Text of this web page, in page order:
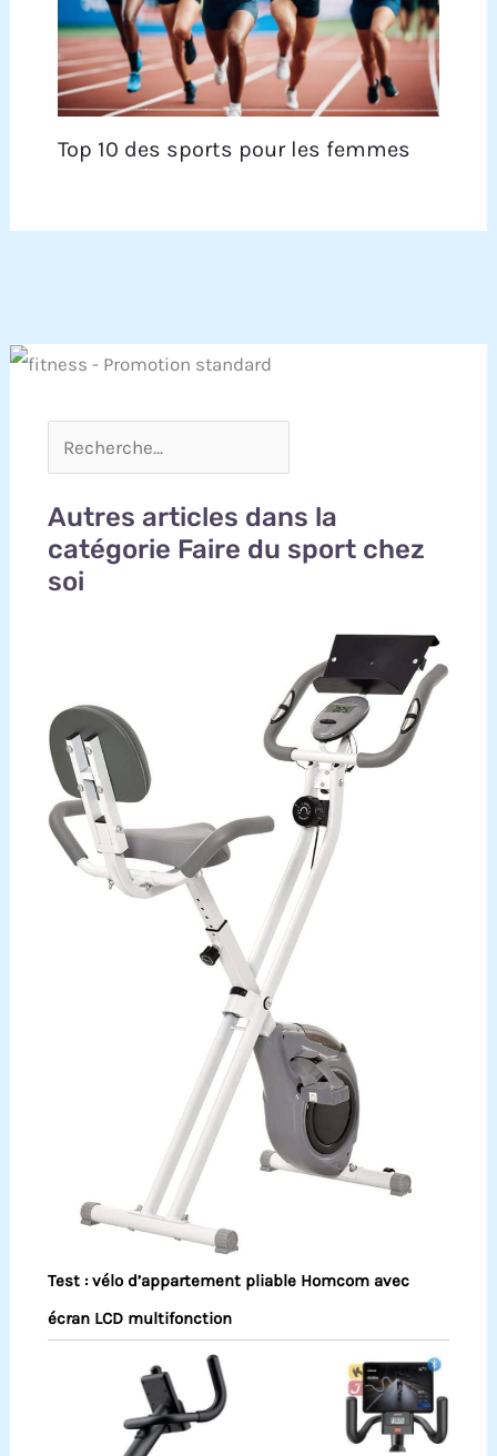
Top 10 des sports pour les femmes
Autres articles dans la
catégorie Faire du sport chez
soi
Test : vélo d’appartement pliable Homcom avec
écran LCD multifonction